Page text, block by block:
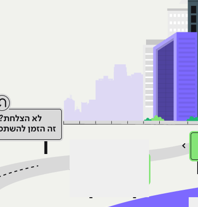
שיחה תיאום ציפיות עם רכזת השמה